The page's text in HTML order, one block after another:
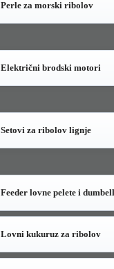
Perle za morski ribolov
Električni brodski motori
Setovi za ribolov lignje
Feeder lovne pelete i
Lovni kukuruz za ribolov